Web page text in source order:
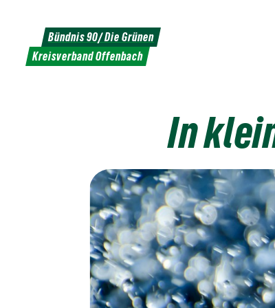
Inhalt
Bündnis 90/ Die Grünen
Kreisverband Offenbach
In